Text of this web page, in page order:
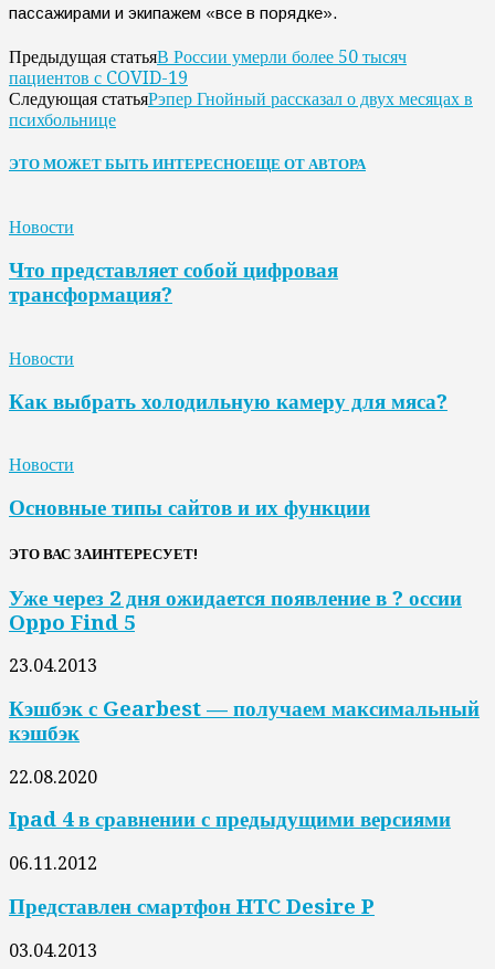
пассажирами и экипажем «все в порядке».
Предыдущая статьяВ России умерли более 50 тысяч
пациентов с COVID-19
Следующая статьяРэпер Гнойный рассказал о двух месяцах в
психбольнице
ЭТО МОЖЕТ БЫТЬ ИНТЕРЕСНОЕЩЕ ОТ АВТОРА
Новости
Что представляет собой цифровая
трансформация?
Новости
Как выбрать холодильную камеру для мяса?
Новости
Основные типы сайтов и их функции
ЭТО ВАС ЗАИНТЕРЕСУЕТ!
Уже через 2 дня ожидается появление в ? оссии
Oppo Find 5
23.04.2013
Кэшбэк с Gearbest — получаем максимальный
кэшбэк
22.08.2020
Ipad 4 в сравнении с предыдущими версиями
06.11.2012
Представлен смартфон HTC Desire P
03.04.2013